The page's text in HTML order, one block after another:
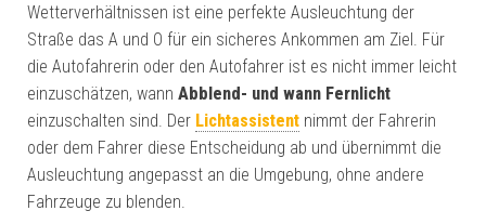
Wetterverhältnissen ist eine perfekte Ausleuchtung der
Straße das A und O für ein sicheres Ankommen am Ziel. Für
die Autofahrerin oder den Autofahrer ist es nicht immer leicht
einzuschätzen, wann Abblend- und wann Fernlicht
einzuschalten sind. Der Lichtassistent nimmt der Fahrerin
oder dem Fahrer diese Entscheidung ab und übernimmt die
Ausleuchtung angepasst an die Umgebung, ohne andere
Fahrzeuge zu blenden.